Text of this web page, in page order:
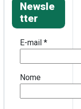
Newsle
tter
E-mail*
Nome